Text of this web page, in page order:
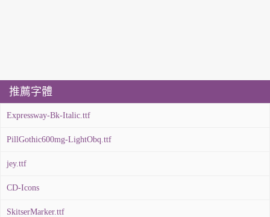
推薦字體
Expressway-Bk-Italic.ttf
PillGothic600mg-LightObq.ttf
jey.ttf
CD-Icons
SkitserMarker.ttf